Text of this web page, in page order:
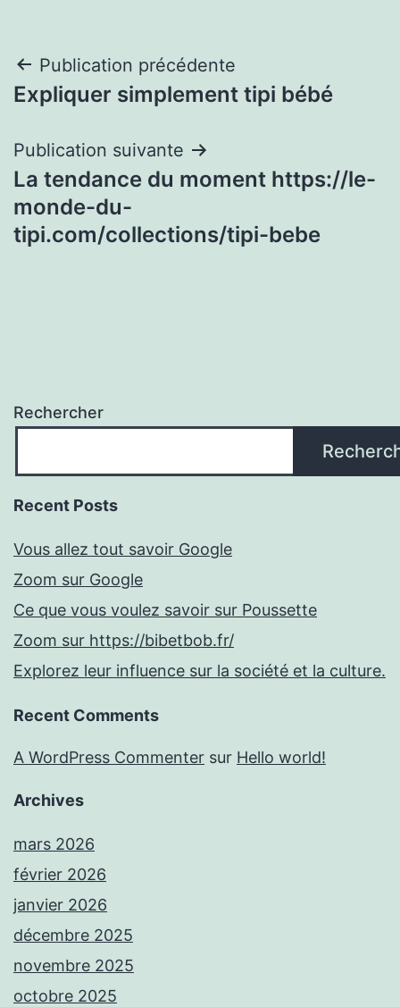
Navigation
de
l’article
Publication précédente
Expliquer simplement tipi bébé
Publication suivante
La tendance du moment https://le-
monde-du-
tipi.com/collections/tipi-bebe
Rechercher
Recent Posts
Vous allez tout savoir Google
Zoom sur Google
Ce que vous voulez savoir sur Poussette
Zoom sur https://bibetbob.fr/
Explorez leur influence sur la société et la culture.
Recent Comments
A WordPress Commenter sur Hello world!
Archives
mars 2026
février 2026
janvier 2026
décembre 2025
novembre 2025
octobre 2025